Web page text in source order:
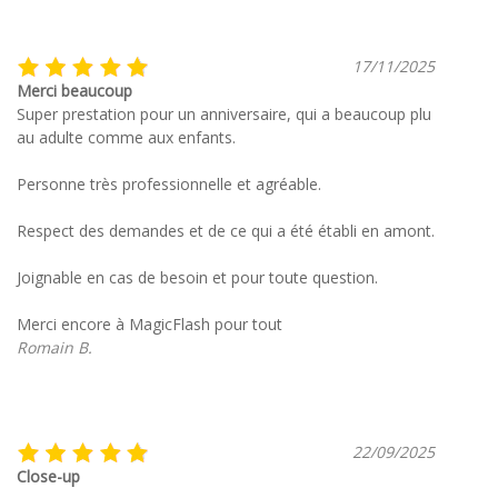
17/11/2025
Merci beaucoup
Super prestation pour un anniversaire, qui a beaucoup plu
au adulte comme aux enfants.
Personne très professionnelle et agréable.
Respect des demandes et de ce qui a été établi en amont.
Joignable en cas de besoin et pour toute question.
Merci encore à MagicFlash pour tout
Romain B.
22/09/2025
Close-up